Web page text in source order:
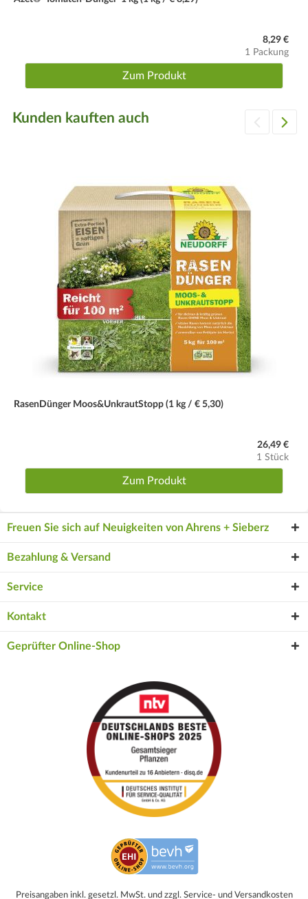
8,29 €
1 Packung
Zum Produkt
Kunden kauften auch
RasenDünger Moos&UnkrautStopp (1 kg / € 5,30)
26,49 €
1 Stück
Zum Produkt
Freuen Sie sich auf Neuigkeiten von Ahrens + Sieberz
Bezahlung & Versand
Service
Kontakt
Geprüfter Online-Shop
Preisangaben inkl. gesetzl. MwSt. und zzgl. Service- und Versandkosten